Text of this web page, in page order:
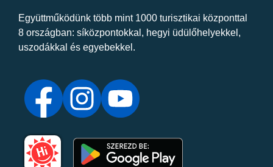
Együttműködünk több mint 1000 turisztikai központtal
8 országban: síközpontokkal, hegyi üdülőhelyekkel,
uszodákkal és egyebekkel.